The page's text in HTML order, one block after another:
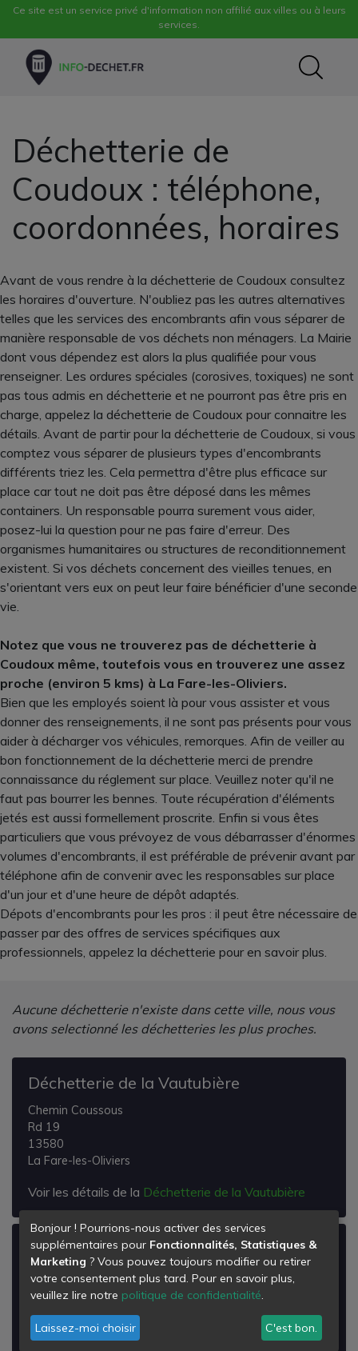
Ce site est un service privé d'information non affilié aux villes ou à leurs
services.
Déchetterie de
Coudoux : téléphone,
coordonnées, horaires
Avant de vous rendre à la déchetterie de Coudoux consultez
les horaires d'ouverture. N'oubliez pas les autres alternatives
telles que les services des encombrants afin vous séparer de
manière responsable de vos déchets non ménagers. La Mairie
dont vous dépendez est alors la plus qualifiée pour vous
renseigner. Les ordures spéciales (corosives, toxiques) ne sont
pas tous admis en déchetterie et ne pourront pas être pris en
charge, appelez la déchetterie de Coudoux pour connaitre les
détails. Avant de partir pour la déchetterie de Coudoux, si vous
comptez vous séparer de plusieurs types d'encombrants
différents triez les. Cela permettra d'être plus efficace sur
place car tout ne doit pas être déposé dans les mêmes
containers. Un responsable pourra surement vous aider,
posez-lui la question pour ne pas faire d'erreur. Des
organismes humanitaires ou structures de reconditionnement
existent. Si vos déchets concernent des vieilles tenues, en
s'orientant vers eux on peut leur faire bénéficier d'une seconde
vie.
Notez que vous ne trouverez pas de déchetterie à
Coudoux même, toutefois vous en trouverez une assez
proche (environ 5 kms) à La Fare-les-Oliviers.
Bien que les employés soient là pour vous assister et vous
donner des renseignements, il ne sont pas présents pour vous
aider à décharger vos véhicules, remorques. Afin de veiller au
bon fonctionnement de la déchetterie merci de prendre
connaissance du réglement sur place. Veuillez noter qu'il ne
faut pas bourrer les bennes. Toute récupération d'éléments
jetés est aussi formellement proscrite. Enfin si vous êtes
particuliers que vous prévoyez de vous débarrasser d'énormes
volumes d'encombrants, il est préférable de prévenir avant par
téléphone afin de convenir avec les responsables sur place
d'un jour et d'une heure de dépôt adaptés.
Dépots d'encombrants pour les pros : il peut être nécessaire de
passer par des offres de services spécifiques aux
professionnels, appelez la déchetterie pour en savoir plus.
Aucune déchetterie n'existe dans cette ville, nous vous
avons selectionné les déchetteries les plus proches.
Déchetterie de la Vautubière
Chemin Coussous
Rd 19
13580
La Fare-les-Oliviers
Voir les détails de la Déchetterie de la Vautubière
Déchetterie de Fouitades (rognac)
Quartier les Fouitades
13340
Voir les détails de la
Déchetterie de Fouitades
Bonjour ! Pourrions-nous activer des services
supplémentaires pour Fonctionnalités, Statistiques &
Marketing ? Vous pouvez toujours modifier ou retirer
votre consentement plus tard. Pour en savoir plus,
veuillez lire notre politique de confidentialité.
Laissez-moi choisir C'est bon.